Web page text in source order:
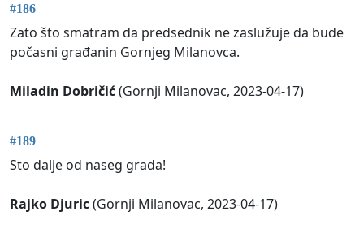
#186
Zato što smatram da predsednik ne zaslužuje da bude
počasni građanin Gornjeg Milanovca.
Miladin Dobričić(Gornji Milanovac, 2023-04-17)
#189
Sto dalje od naseg grada!
Rajko Djuric(Gornji Milanovac, 2023-04-17)